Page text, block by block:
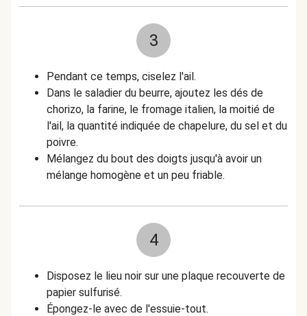
3
Pendant ce temps, ciselez l'ail.
Dans le saladier du beurre, ajoutez les dés de
chorizo, la farine, le fromage italien, la moitié de
l'ail, la quantité indiquée de chapelure, du sel et du
poivre.
Mélangez du bout des doigts jusqu'à avoir un
mélange homogène et un peu friable.
4
Disposez le lieu noir sur une plaque recouverte de
papier sulfurisé.
Épongez-le avec de l'essuie-tout.